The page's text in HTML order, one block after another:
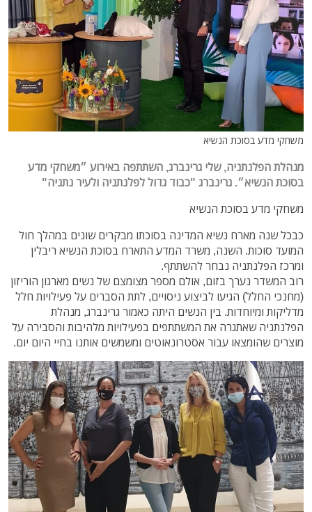
משחקי מדע בסוכת הנשיא
מנהלת הפלנתניה, שלי גרינברג, השתתפה באירוע ״משחקי מדע
בסוכת הנשיא״. גרינברג "כבוד גדול לפלנתניה ולעיר נתניה"
משחקי מדע בסוכת הנשיא
כבכל שנה מארח נשיא המדינה בסוכתו מבקרים שונים במהלך חול
המועד סוכות. השנה, משרד המדע התארח בסוכת הנשיא ריבלין
ומרכז הפלנתניה נבחר להשתתף.
רוב המשדר נערך בזום, אולם מספר מצומצם של נשים מארגון הוריזון
(מחנכי החלל) הגיעו לביצוע ניסויים, לתת הסברים על פעילויות חלל
מדליקות ומיוחדות. בין הנשים היתה כאמור גרינברג, מנהלת
הפלנתניה שאתגרה את המשתתפים בפעילויות מלהיבות והסבירה על
מוצרים שהומצאו עבור אסטרונאוטים ומשמשים אותנו בחיי היום יום.